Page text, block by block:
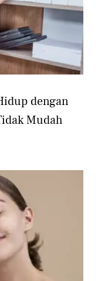
dengan
Mudah